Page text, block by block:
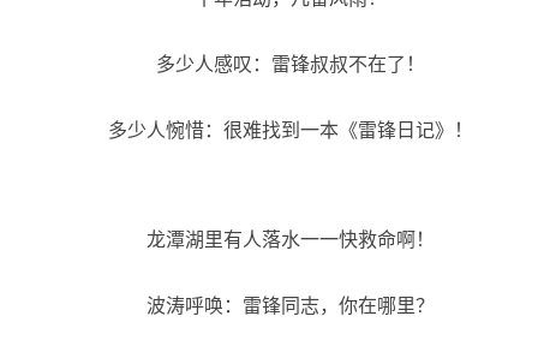
多少人感叹：雷锋叔叔不在了！
多少人惋惜：很难找到一本《雷锋日记》！
龙潭湖里有人落水一一快救命啊！
波涛呼唤：雷锋同志，你在哪里？